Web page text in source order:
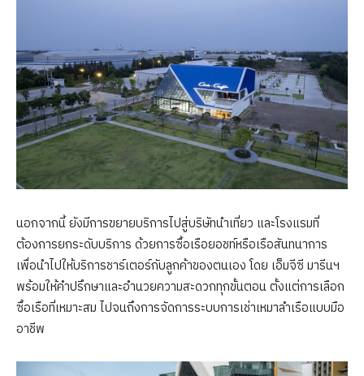
นอกจากนี้ ยังมีการขยายบริการไปสู่บริษัทนำเที่ยว และโรงแรมที่
ต้องการยกระดับบริการ ด้วยการซื้อเรือยอชท์หรือเรือสันทนาการ
เพื่อนำไปให้บริการชาร์เตอร์กับลูกค้าของตนเอง โดย เอ็มจีซี มารีนฯ
พร้อมให้คำปรึกษาและอำนวยความสะดวกทุกขั้นตอน ตั้งแต่การเลือก
ซื้อเรือที่เหมาะสม ไปจนถึงการจัดการระบบการเช่าเหมาลำเรือแบบมือ
อาชีพ